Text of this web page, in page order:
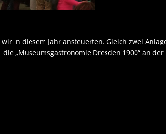
in diesem Jahr ansteuerten. Gleich zwei
„Museumsgastronomie Dresden 1900“ an